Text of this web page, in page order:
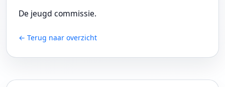
De jeugd commissie.
← Terug naar overzicht